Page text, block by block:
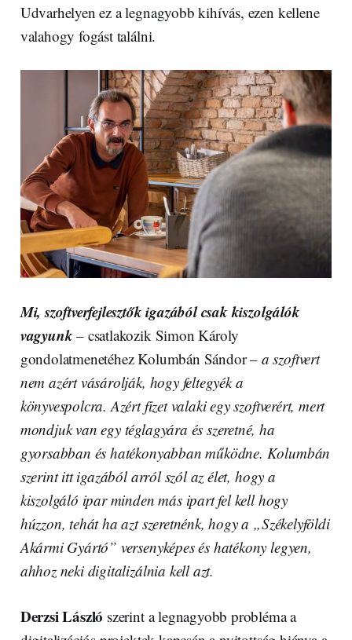
Udvarhelyen ez a legnagyobb kihívás, ezen kellene
valahogy fogást találni.
Mi, szoftverfejlesztők igazából csak kiszolgálók
vagyunk – csatlakozik Simon Károly
gondolatmenetéhez Kolumbán Sándor – a szoftvert
nem azért vásárolják, hogy feltegyék a
könyvespolcra. Azért fizet valaki egy szoftverért, mert
mondjuk van egy téglagyára és szeretné, ha
gyorsabban és hatékonyabban működne. Kolumbán
szerint itt igazából arról szól az élet, hogy a
kiszolgáló ipar minden más ipart fel kell hogy
húzzon, tehát ha azt szeretnénk, hogy a „Székelyföldi
Akármi Gyártó” versenyképes és hatékony legyen,
ahhoz neki digitalizálnia kell azt.
Derzsi László szerint a legnagyobb probléma a